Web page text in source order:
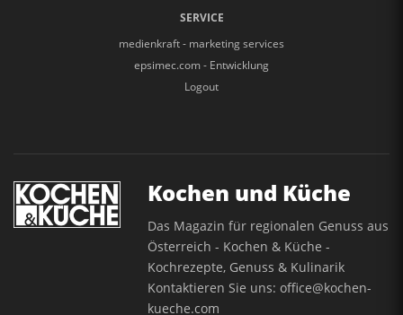
SERVICE
medienkraft - marketing services
epsimec.com - Entwicklung
Logout
Kochen und Küche
Das Magazin für regionalen Genuss aus
Österreich - Kochen & Küche -
Kochrezepte, Genuss & Kulinarik
Kontaktieren Sie uns:office@kochen-
kueche.com